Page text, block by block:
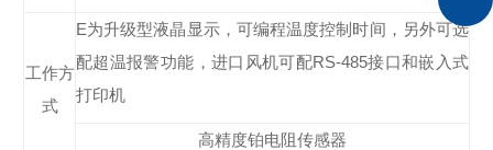
工作方
式
E为升级型液晶显示，可编程温度控制时间，另外可选
配超温报警功能，进口风机可配RS-485接口和嵌入式
打印机
高精度铂电阻传感器